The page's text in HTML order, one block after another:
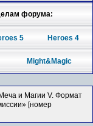
форума:
5 Heroes 4
Might&Magic
и Магии V. Формат
[номер